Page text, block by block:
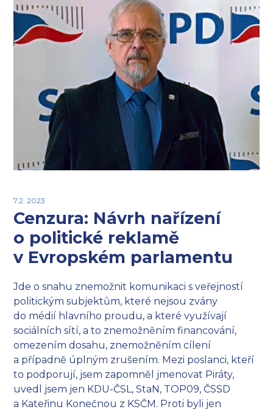
7.2. 2023
Cenzura: Návrh nařízení
o politické reklamě
v Evropském parlamentu
Jde o snahu znemožnit komunikaci s veřejností
politickým subjektům, které nejsou zvány
do médií hlavního proudu, a které využívají
sociálních sítí, a to znemožněním financování,
omezením dosahu, znemožněním cílení
a případně úplným zrušením. Mezi poslanci, kteří
to podporují, jsem zapomněl jmenovat Piráty,
uvedl jsem jen KDU-ČSL, StaN, TOP09, ČSSD
a Kateřinu Konečnou z KSČM. Proti byli jen